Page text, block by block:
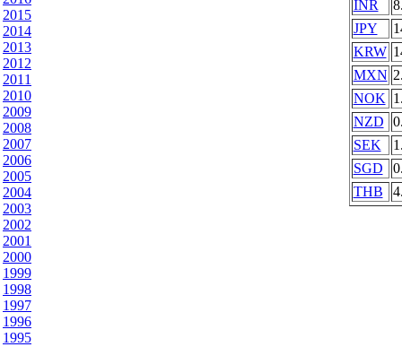
2015
2014
2013
2012
2011
2010
2009
2008
2007
2006
2005
2004
2003
2002
2001
2000
1999
1998
1997
1996
1995
INR
JPY
KRW
MXN
NOK
NZD
SEK
SGD
THB